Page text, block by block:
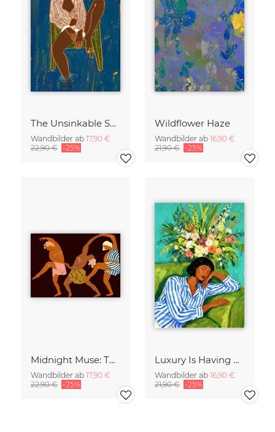
The Unsinkable Spirit
Wandbilder ab 17,90 €
22,90 € -25%
Wildflower Haze
Wandbilder ab 16,90 €
21,90 € -25%
Midnight Muse: The Dance of Sisterhood
Wandbilder ab 17,90 €
22,90 € -25%
Luxury Is Having Time To Waste
Wandbilder ab 16,90 €
21,90 € -25%